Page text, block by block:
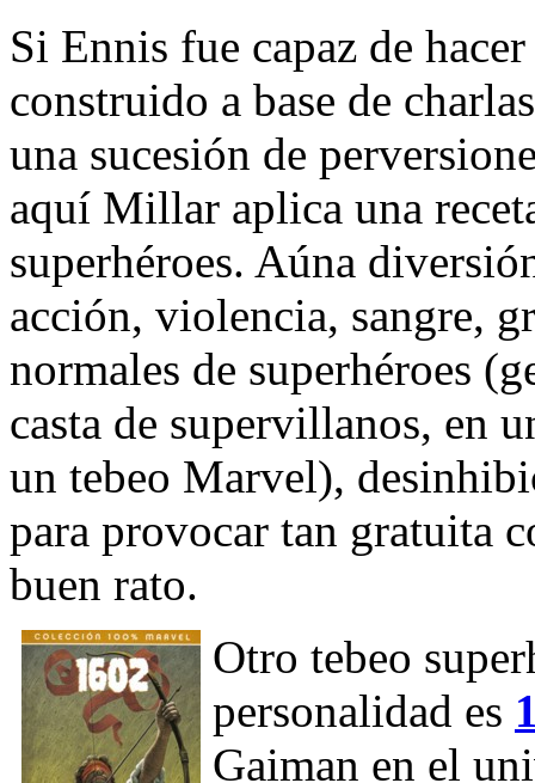
Si Ennis fue capaz de
construido a base de
una sucesión de
aquí Millar aplica una
superhéroes. Aúna
acción, violencia, sangre,
normales de superhéroes
casta de supervillanos, en
un tebeo Marvel),
para provocar tan gratuita
buen rato.
Otro tebeo
personalidad es
Gaiman en el